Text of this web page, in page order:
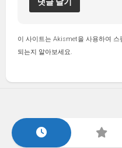
이 사이트는 Akismet을 사용하여 스
되는지 알아보세요.